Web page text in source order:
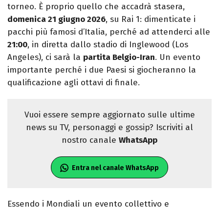
torneo. È proprio quello che accadrà stasera,
domenica 21 giugno 2026, su Rai 1: dimenticate i
pacchi più famosi d’Italia, perché ad attenderci alle
21:00, in diretta dallo stadio di Inglewood (Los
Angeles), ci sarà la partita Belgio-Iran. Un evento
importante perché i due Paesi si giocheranno la
qualificazione agli ottavi di finale.
Vuoi essere sempre aggiornato sulle ultime
news su TV, personaggi e gossip? Iscriviti al
nostro canale WhatsApp
Entra nel canale WhatsApp
Essendo i Mondiali un evento collettivo e